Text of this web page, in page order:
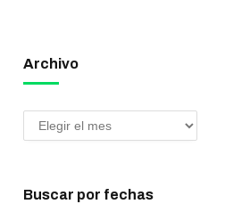
Archivo
Buscar por fechas